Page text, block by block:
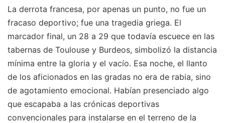
La derrota francesa, por apenas un punto, no fue un
fracaso deportivo; fue una tragedia griega. El
marcador final, un 28 a 29 que todavía escuece en las
tabernas de Toulouse y Burdeos, simbolizó la distancia
mínima entre la gloria y el vacío. Esa noche, el llanto
de los aficionados en las gradas no era de rabia, sino
de agotamiento emocional. Habían presenciado algo
que escapaba a las crónicas deportivas
convencionales para instalarse en el terreno de la